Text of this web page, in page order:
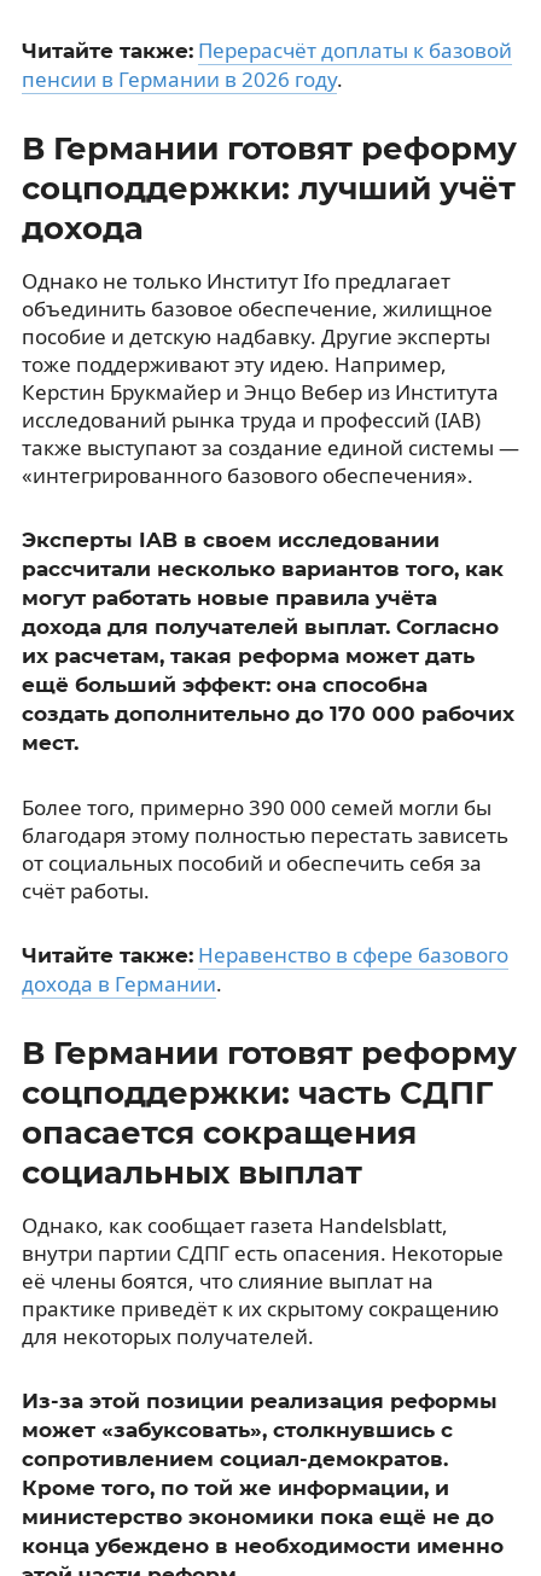
Читайте также: Перерасчёт доплаты к базовой
пенсии в Германии в 2026 году.
В Германии готовят реформу
соцподдержки: лучший учёт
дохода
Однако не только Институт Ifo предлагает
объединить базовое обеспечение, жилищное
пособие и детскую надбавку. Другие эксперты
тоже поддерживают эту идею. Например,
Керстин Брукмайер и Энцо Вебер из Института
исследований рынка труда и профессий (IAB)
также выступают за создание единой системы —
«интегрированного базового обеспечения».
Эксперты IAB в своем исследовании
рассчитали несколько вариантов того, как
могут работать новые правила учёта
дохода для получателей выплат. Согласно
их расчетам, такая реформа может дать
ещё больший эффект: она способна
создать дополнительно до 170 000 рабочих
мест.
Более того, примерно 390 000 семей могли бы
благодаря этому полностью перестать зависеть
от социальных пособий и обеспечить себя за
счёт работы.
Читайте также: Неравенство в сфере базового
дохода в Германии.
В Германии готовят реформу
соцподдержки: часть СДПГ
опасается сокращения
социальных выплат
Однако, как сообщает газета Handelsblatt,
внутри партии СДПГ есть опасения. Некоторые
её члены боятся, что слияние выплат на
практике приведёт к их скрытому сокращению
для некоторых получателей.
Из-за этой позиции реализация реформы
может «забуксовать», столкнувшись с
сопротивлением социал-демократов.
Кроме того, по той же информации, и
министерство экономики пока ещё не до
конца убеждено в необходимости именно